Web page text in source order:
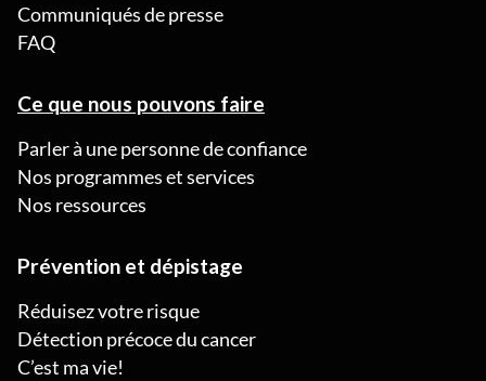
Communiqués de presse
FAQ
Ce que nous pouvons faire
Parler à une personne de confiance
Nos programmes et services
Nos ressources
Prévention et dépistage
Réduisez votre risque
Détection précoce du cancer
C’est ma vie!